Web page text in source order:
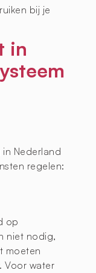
bij je
in
Nederland
regelen:
op
niet nodig,
moeten
Voor water